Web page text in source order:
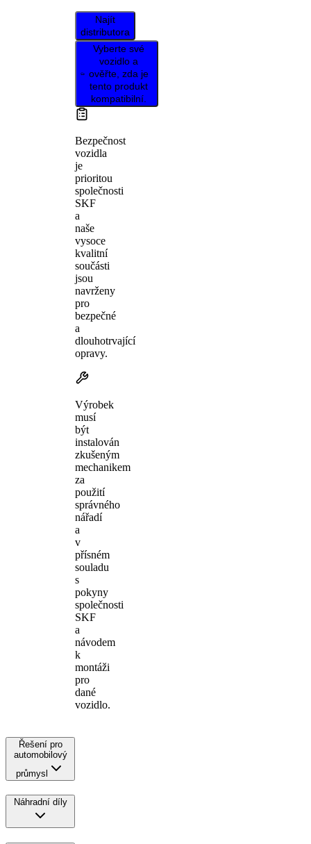
Najít
distributora
Vyberte své
vozidlo a
ověřte, zda je
tento produkt
kompatibilní.
Bezpečnost
vozidla
je
prioritou
společnosti
SKF
a
naše
vysoce
kvalitní
součásti
jsou
navrženy
pro
bezpečné
a
dlouhotrvající
opravy.
Výrobek
musí
být
instalován
zkušeným
mechanikem
za
použití
správného
nářadí
a
v
přísném
souladu
s
pokyny
společnosti
SKF
a
návodem
k
montáži
pro
dané
vozidlo.
Řešení pro
automobilový
průmysl
Náhradní díly